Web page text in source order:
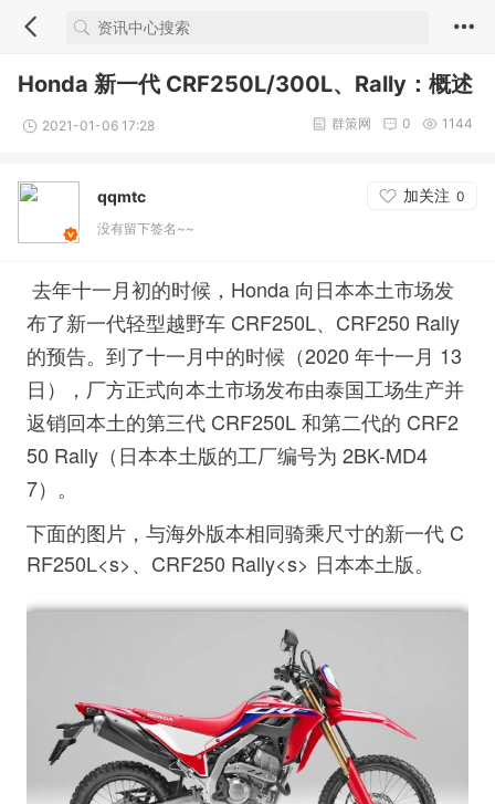
Honda 新一代 CRF250L/300L、Rally：概述
2021-01-06 17:28 1144
0
群策网
qqmtc 加关注 0
没有留下签名~~
去年十一月初的时候，Honda 向日本本土市场发
布了新一代轻型越野车 CRF250L、CRF250 Rally
的预告。到了十一月中的时候（2020 年十一月 13
日），厂方正式向本土市场发布由泰国工场生产并
返销回本土的第三代 CRF250L 和第二代的 CRF2
50 Rally（日本本土版的工厂编号为 2BK-MD4
7）。
下面的图片，与海外版本相同骑乘尺寸的新一代 C
RF250L<s>、CRF250 Rally<s> 日本本土版。